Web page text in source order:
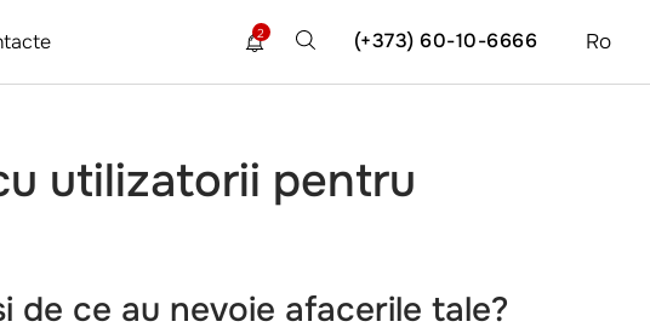
Ro
(+373) 60-10-6666
2
utilizatorii pentru
de ce au nevoie afacerile tale?